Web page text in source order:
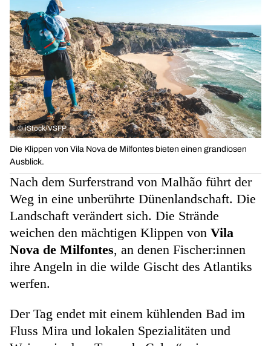
© iStock/VSFP
Die Klippen von Vila Nova de Milfontes bieten einen grandiosen
Ausblick.
Nach dem Surferstrand von Malhão führt der
Weg in eine unberührte Dünenlandschaft. Die
Landschaft verändert sich. Die Strände
weichen den mächtigen Klippen von Vila
Nova de Milfontes, an denen Fischer:innen
ihre Angeln in die wilde Gischt des Atlantiks
werfen.
Der Tag endet mit einem kühlenden Bad im
Fluss Mira und lokalen Spezialitäten und